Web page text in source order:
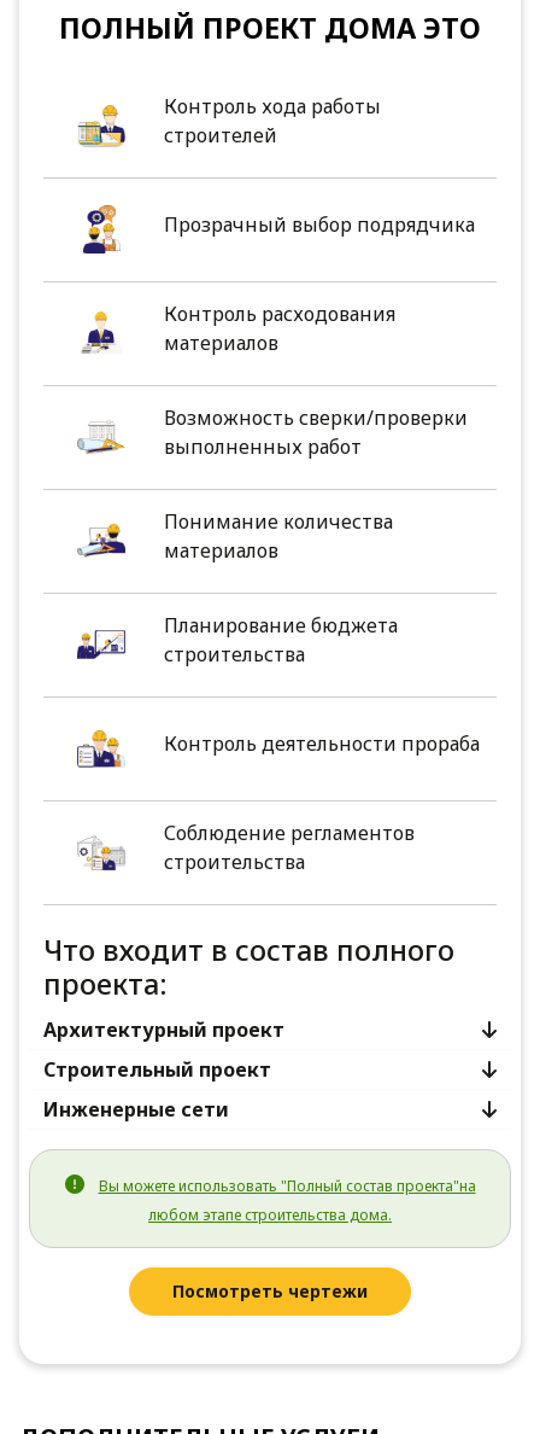
ПОЛНЫЙ ПРОЕКТ ДОМА ЭТО
Контроль хода работы
строителей
Прозрачный выбор подрядчика
Контроль расходования
материалов
Возможность сверки/проверки
выполненных работ
Понимание количества
материалов
Планирование бюджета
строительства
Контроль деятельности прораба
Соблюдение регламентов
строительства
Что входит в состав полного
проекта:
Архитектурный проект
Строительный проект
Инженерные сети
Вы можете использовать "Полный состав проекта"на
любом этапе строительства дома.
Посмотреть чертежи